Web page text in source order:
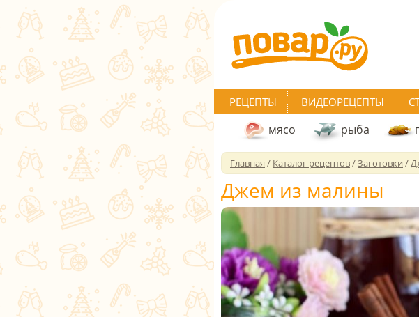
РЕЦЕПТЫ ВИДЕОРЕЦЕПТЫ
мясо рыба
Главная / Каталог рецептов/Заготовки /
Джем из малины